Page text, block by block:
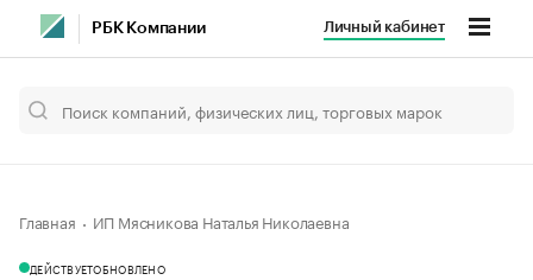
РБК Компании Личный кабинет
Главная ИП Мясникова Наталья Николаевна
ДЕЙСТВУЕТОБНОВЛЕНО